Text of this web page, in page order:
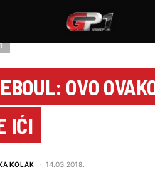
OVO
IĆI
KOLAK 14.03.2018.